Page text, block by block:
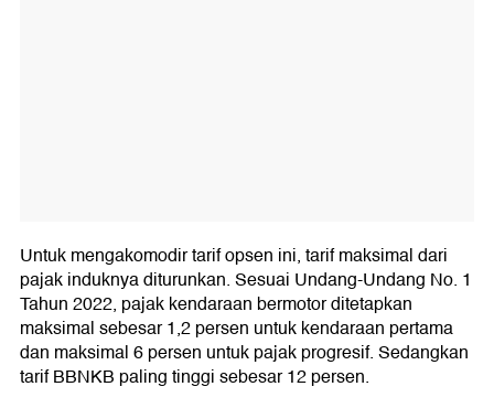
Untuk mengakomodir tarif opsen ini, tarif maksimal dari
pajak induknya diturunkan. Sesuai Undang-Undang No. 1
Tahun 2022, pajak kendaraan bermotor ditetapkan
maksimal sebesar 1,2 persen untuk kendaraan pertama
dan maksimal 6 persen untuk pajak progresif. Sedangkan
tarif BBNKB paling tinggi sebesar 12 persen.